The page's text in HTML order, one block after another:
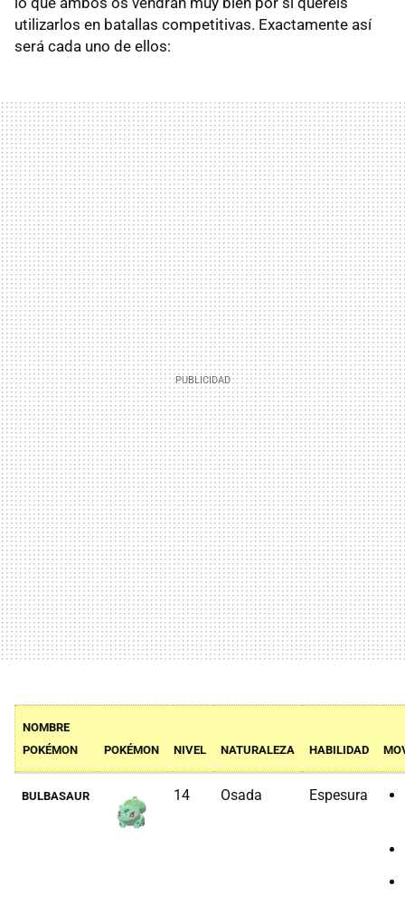
utilizarlos en batallas competitivas. Exactamente así
será cada uno de ellos:
NOMBRE
POKÉMON
POKÉMON NIVEL NATURALEZA HABILIDAD
BULBASAUR 14 Osada Espesura